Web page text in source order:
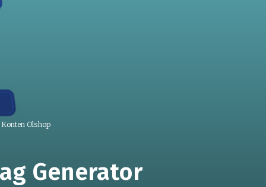
Olshop
Generator